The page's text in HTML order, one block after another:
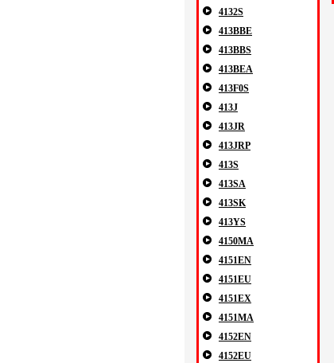
4132S
413BBE
413BBS
413BEA
413F0S
413J
413JR
413JRP
413S
413SA
413SK
413YS
4150MA
4151EN
4151EU
4151EX
4151MA
4152EN
4152EU